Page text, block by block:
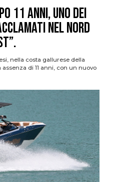
11 anni, uno dei
nel nord
nella costa gallurese della
di 11 anni, con un nuovo